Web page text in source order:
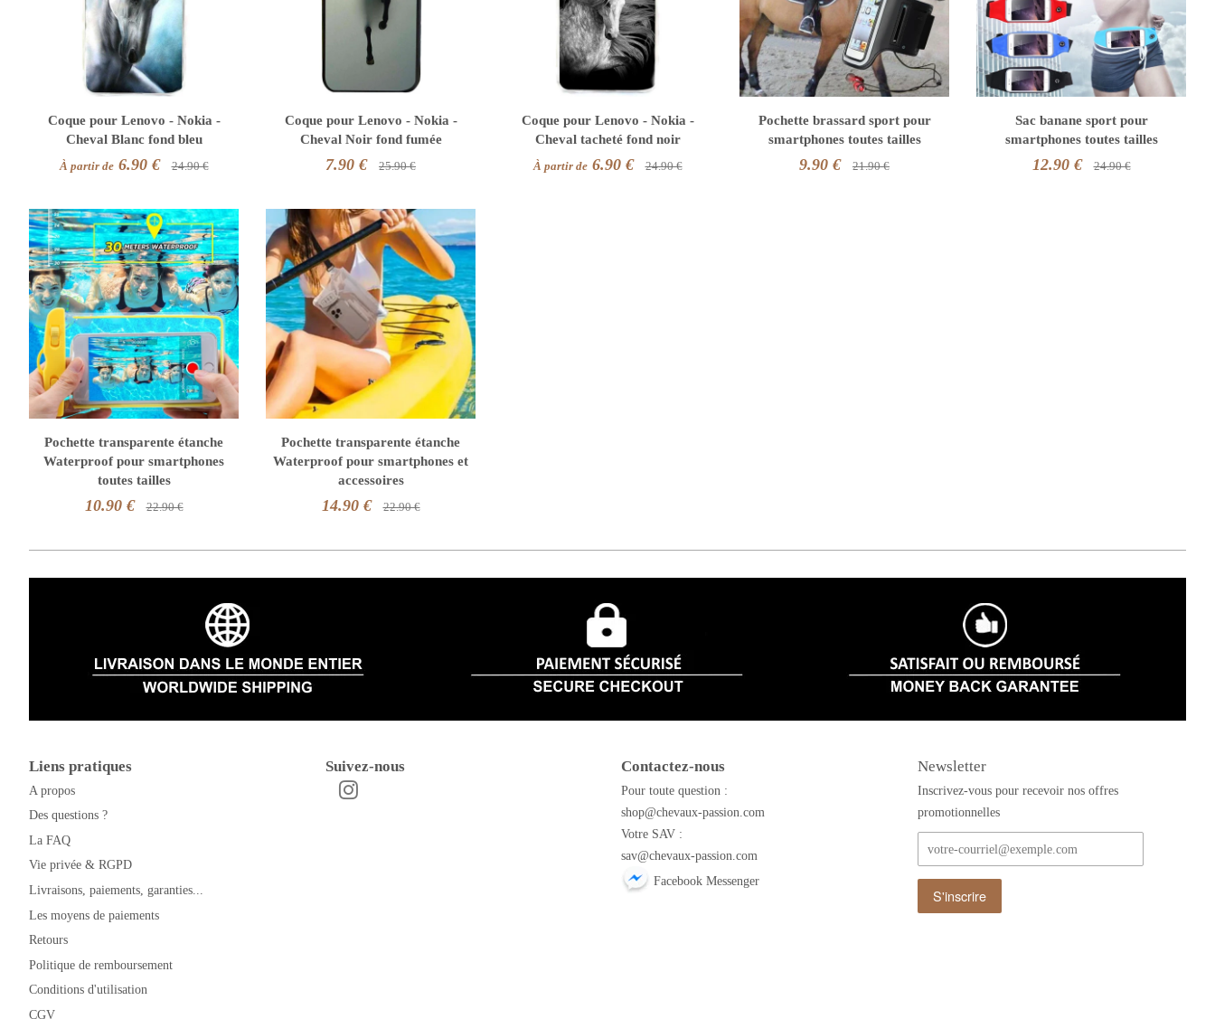
Coque pour Lenovo - Nokia -
Cheval Blanc fond bleu
À partir de6.90 € 24.90 €
Coque pour Lenovo - Nokia -
Cheval Noir fond fumée
7.90 € 25.90 €
Coque pour Lenovo - Nokia -
Cheval tacheté fond noir
À partir de6.90 € 24.90 €
Pochette brassard sport pour
smartphones toutes tailles
9.90 € 21.90 €
Sac banane sport pour
smartphones toutes tailles
12.90 € 24.90 €
Pochette transparente étanche
Waterproof pour smartphones
toutes tailles
10.90 € 22.90 €
Pochette transparente étanche
Waterproof pour smartphones et
accessoires
14.90 € 22.90 €
Liens pratiques
A propos
Des questions ?
La FAQ
Vie privée & RGPD
Livraisons, paiements, garanties...
Les moyens de paiements
Retours
Politique de remboursement
Conditions d'utilisation
CGV
Suivez-nous
FacebookInstagram
Contactez-nous
Pour toute question :
shop@chevaux-passion.com
Votre SAV :
sav@chevaux-passion.com
Facebook Messenger
Newsletter
Inscrivez-vous pour recevoir nos offres
promotionnelles